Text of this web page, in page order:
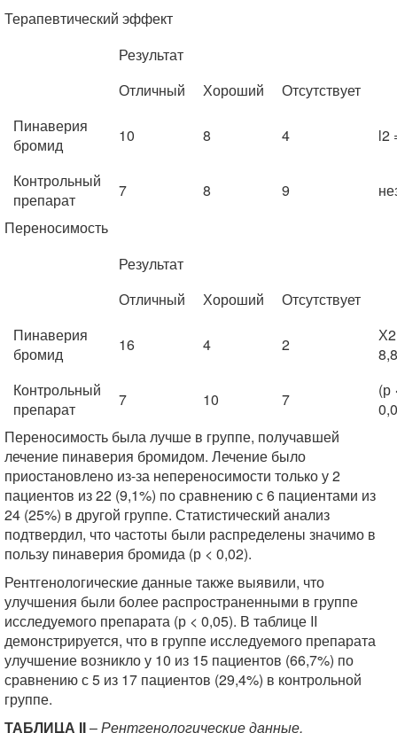
Терапевтический эффект
Результат
Отличный
Хороший
Отсутствует
Пинаверия
бромид
10 8 4 l2
Контрольный
препарат
7 8 9
Переносимость
Результат
Отличный
Хороший
Отсутствует
Пинаверия
бромид
16 4 2
Контрольный
препарат
7 10 7
(р
Переносимость была лучше в группе, получавшей
лечение пинаверия бромидом. Лечение было
приостановлено из-за непереносимости только у 2
пациентов из 22 (9,1%) по сравнению с 6 пациентами из
24 (25%) в другой группе. Статистический анализ
подтвердил, что частоты были распределены значимо в
пользу пинаверия бромида (р < 0,02).
Рентгенологические данные также выявили, что
улучшения были более распространенными в группе
исследуемого препарата (р < 0,05). В таблице II
демонстрируется, что в группе исследуемого препарата
улучшение возникло у 10 из 15 пациентов (66,7%) по
сравнению с 5 из 17 пациентов (29,4%) в контрольной
группе.
ТАБЛИЦА II–Рентгенологические данные,